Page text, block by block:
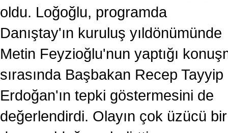
oldu. Loğoğlu, programda
Danıştay'ın kuruluş yıldönümünde
Metin Feyzioğlu'nun yaptığı
sırasında Başbakan Recep Tayyip
Erdoğan'ın tepki göstermesini de
değerlendirdi. Olayın çok üzücü bir